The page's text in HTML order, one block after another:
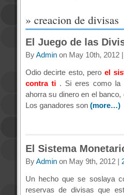
» creacion de divisas
El Juego de las
ByAdminon May 10th, 2012 |
Odio decirte esto, peroel
contra ti . Si eres como la
ahorra su dinero en el
Los ganadores son (more…)
El Sistema
ByAdminon May 9th, 2012 |
Un hecho que se soslaya
reservas de divisas que